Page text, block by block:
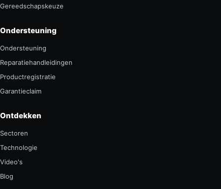
Gereedschapskeuze
Ondersteuning
Ondersteuning
Reparatiehandleidingen
Productregistratie
Garantieclaim
Ontdekken
Sectoren
Technologie
Video's
Blog